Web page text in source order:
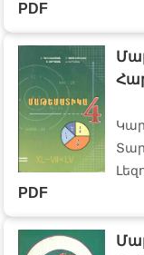
PDF
PDF